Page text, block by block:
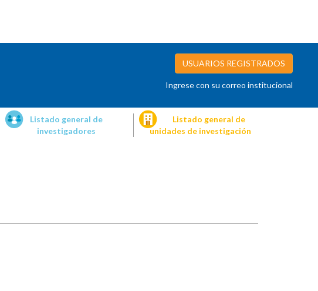
USUARIOS REGISTRADOS
Ingrese con su correo institucional
Listado general de
investigadores
Listado general de
unidades de investigación